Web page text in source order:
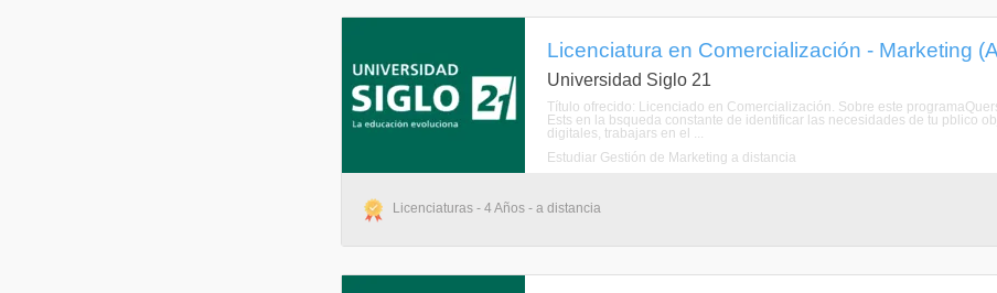
Licenciatura en Comercialización - Marketing
Universidad Siglo 21
Título ofrecido: Licenciado en Comercialización. Sobre este
Ests en la bsqueda constante de identificar las necesidades de tu pblico
digitales, trabajars en el ...
Estudiar Gestión de Marketing a distancia
Licenciaturas - 4 Años - a distancia